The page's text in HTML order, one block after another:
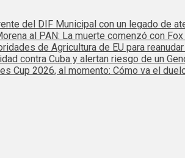
del DIF Municipal con un legado de
al PAN: La muerte comenzó con Fox
de Agricultura de EU para
contra Cuba y alertan riesgo de un
Cup 2026, al momento: Cómo va el